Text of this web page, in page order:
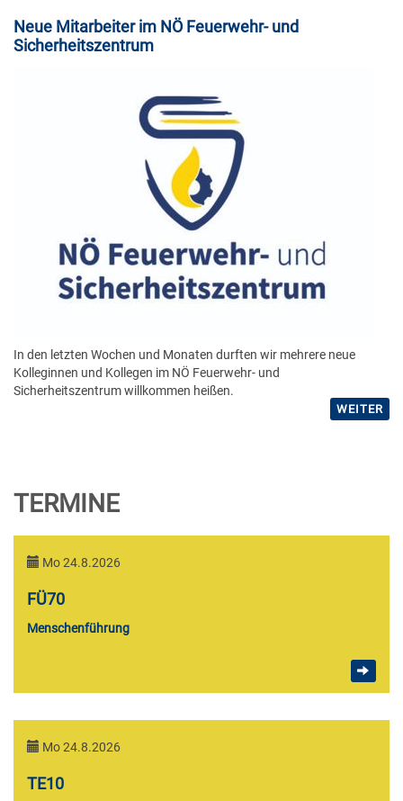
Neue Mitarbeiter im NÖ Feuerwehr- und
Sicherheitszentrum
In den letzten Wochen und Monaten durften wir mehrere neue
Kolleginnen und Kollegen im NÖ Feuerwehr- und
Sicherheitszentrum willkommen heißen.
WEITER
TERMINE
Mo 24.8.2026
FÜ70
Menschenführung
Mo 24.8.2026
TE10